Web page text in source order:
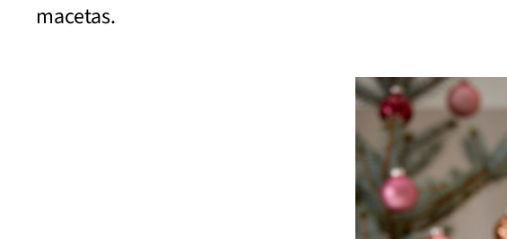
macetas.